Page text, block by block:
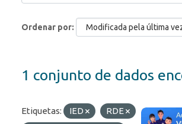
Ordenar por
1 conjunto de dados
Etiquetas: IED
RDE